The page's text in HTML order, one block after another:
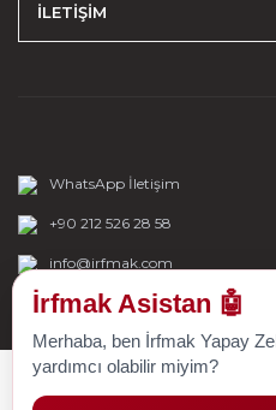
İLETİŞİM
WhatsApp İletişim
+90 212 526 28 58
info@irfmak.com
İrfmak Asistan 🤖
Merhaba, ben İrfmak Yapay
yardımcı olabilir miyim?